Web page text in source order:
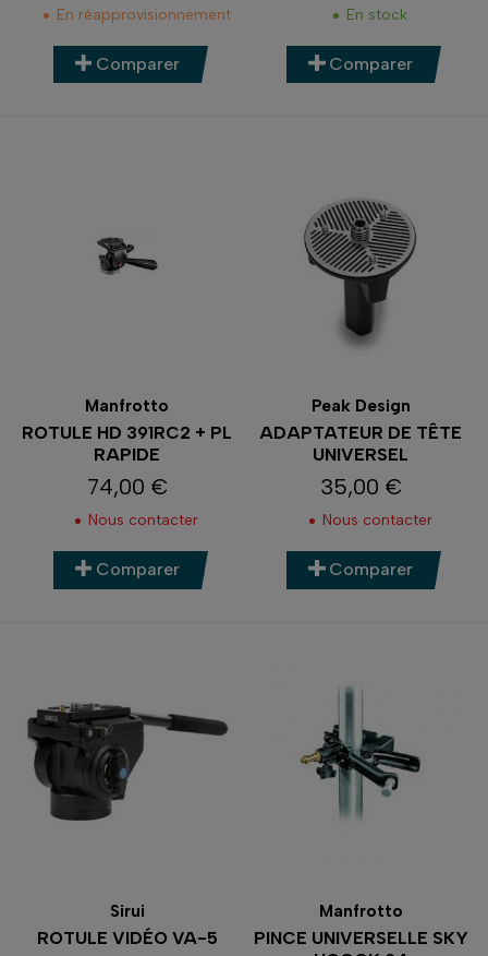
En réapprovisionnement
Comparer
En stock
Comparer
Manfrotto
ROTULE HD 391RC2 + PL
RAPIDE
Prix
74,00 €
Nous contacter
Comparer
Peak Design
ADAPTATEUR DE TÊTE
UNIVERSEL
Prix
35,00 €
Nous contacter
Comparer
Sirui
ROTULE VIDÉO VA-5
Manfrotto
PINCE UNIVERSELLE SKY